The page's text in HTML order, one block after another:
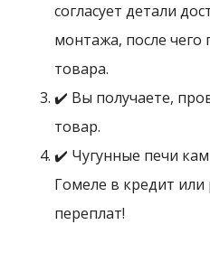
согласует детали
монтажа, после чего
товара.
✔️ Вы получаете,
товар.
✔️ Чугунные печи
Гомеле в кредит или
переплат!